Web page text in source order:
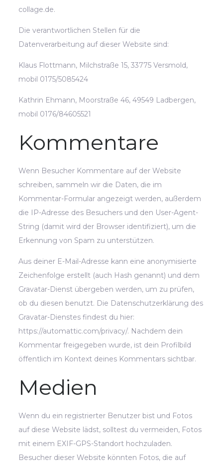
collage.de.
Die verantwortlichen Stellen für die
Datenverarbeitung auf dieser Website sind:
Klaus Flottmann, Milchstraße 15, 33775 Versmold,
mobil 0175/5085424
Kathrin Ehmann, Moorstraße 46, 49549 Ladbergen,
mobil 0176/84605521
Kommentare
Wenn Besucher Kommentare auf der Website
schreiben, sammeln wir die Daten, die im
Kommentar-Formular angezeigt werden, außerdem
die IP-Adresse des Besuchers und den User-Agent-
String (damit wird der Browser identifiziert), um die
Erkennung von Spam zu unterstützen.
Aus deiner E-Mail-Adresse kann eine anonymisierte
Zeichenfolge erstellt (auch Hash genannt) und dem
Gravatar-Dienst übergeben werden, um zu prüfen,
ob du diesen benutzt. Die Datenschutzerklärung des
Gravatar-Dienstes findest du hier:
https://automattic.com/privacy/. Nachdem dein
Kommentar freigegeben wurde, ist dein Profilbild
öffentlich im Kontext deines Kommentars sichtbar.
Medien
Wenn du ein registrierter Benutzer bist und Fotos
auf diese Website lädst, solltest du vermeiden, Fotos
mit einem EXIF-GPS-Standort hochzuladen.
Besucher dieser Website könnten Fotos, die auf